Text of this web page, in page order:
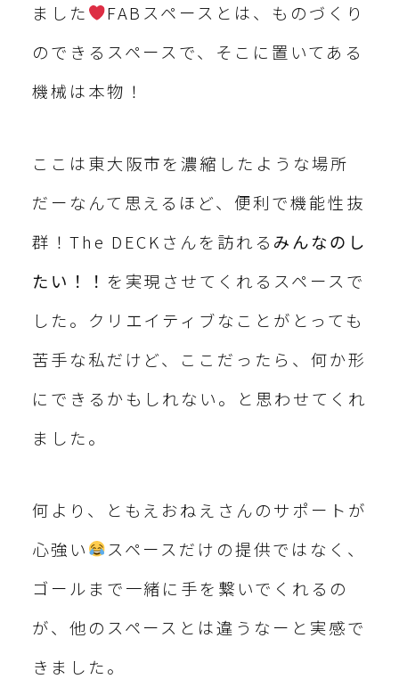
ました
FABスペースとは、ものづくり
のできるスペースで、そこに置いてある
機械は本物！
ここは東大阪市を濃縮したような場所
だーなんて思えるほど、便利で機能性抜
群！The DECKさんを訪れる みんなのし
たい！！ を実現させてくれるスペースで
した。クリエイティブなことがとっても
苦手な私だけど、ここだったら、何か形
にできるかもしれない。と思わせてくれ
ました。
何より、ともえおねえさんのサポートが
心強い
スペースだけの提供ではなく、
ゴールまで一緒に手を繋いでくれるの
が、他のスペースとは違うなーと実感で
きました。